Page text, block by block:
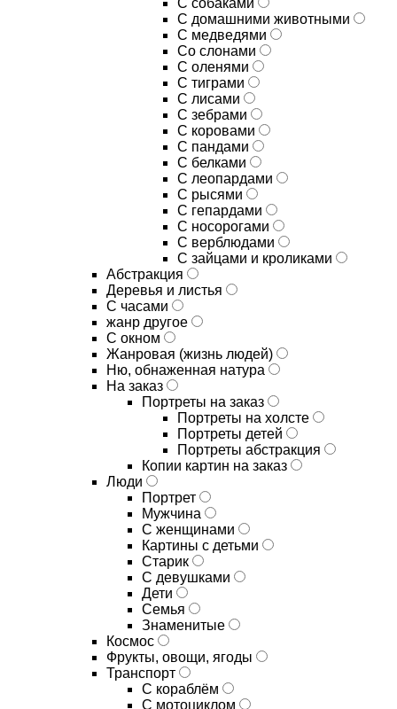
С собаками
С домашними животными
С медведями
Со слонами
С оленями
С тиграми
С лисами
С зебрами
С коровами
С пандами
С белками
С леопардами
С рысями
С гепардами
С носорогами
С верблюдами
С зайцами и кроликами
Абстракция
Деревья и листья
С часами
жанр другое
С окном
Жанровая (жизнь людей)
Ню, обнаженная натура
На заказ
Портреты на заказ
Портреты на холсте
Портреты детей
Портреты абстракция
Копии картин на заказ
Люди
Портрет
Мужчина
С женщинами
Картины с детьми
Старик
С девушками
Дети
Семья
Знаменитые
Космос
Фрукты, овощи, ягоды
Транспорт
С кораблём
С мотоциклом